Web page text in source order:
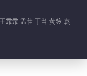
霏霏 孟佳 丁当 黄龄 袁